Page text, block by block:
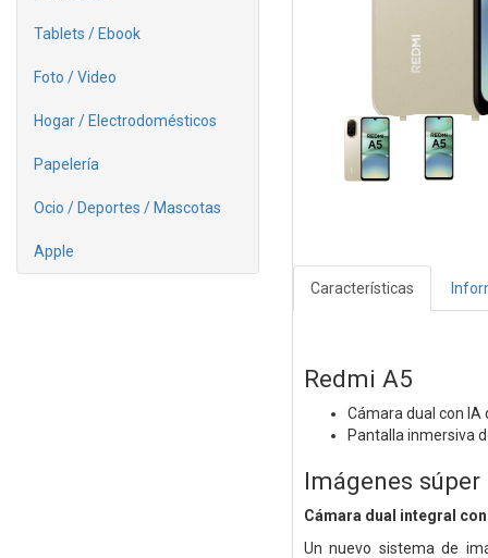
Tablets / Ebook
Foto / Video
Hogar / Electrodomésticos
Papelería
Ocio / Deportes / Mascotas
Apple
Características
Redmi A5
Cámara dual con IA
Pantalla inmersiva
Imágenes
Cámara dual integral con
Un nuevo sistema de